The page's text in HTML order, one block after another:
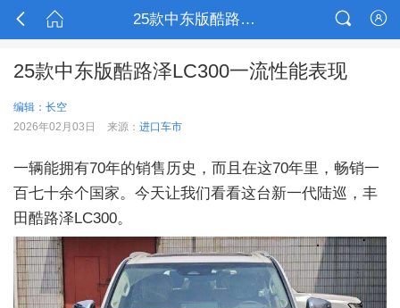
  25款中东版酷路泽LC300一流性能表现 

25款中东版酷路泽LC300一流性能表现
编辑：长空
2026年02月03日
来源： 进口车市
一辆能拥有70年的销售历史，而且在这70年里，畅销一
百七十余个国家。今天让我们看看这台新一代陆巡，丰
田酷路泽LC300。